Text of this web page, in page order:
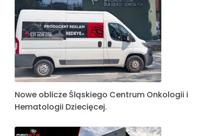
Nowe oblicze Śląskiego Centrum Onkologii i
Hematologii Dziecięcej.